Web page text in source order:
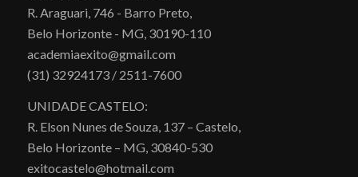
R. Araguari, 746 - Barro Preto,
Belo Horizonte - MG, 30190-110
academiaexito@gmail.com
(31) 32924173 / 2511-7600
UNIDADE CASTELO:
R. Elson Nunes de Souza, 137 – Castelo,
Belo Horizonte – MG, 30840-530
exitocastelo@hotmail.com